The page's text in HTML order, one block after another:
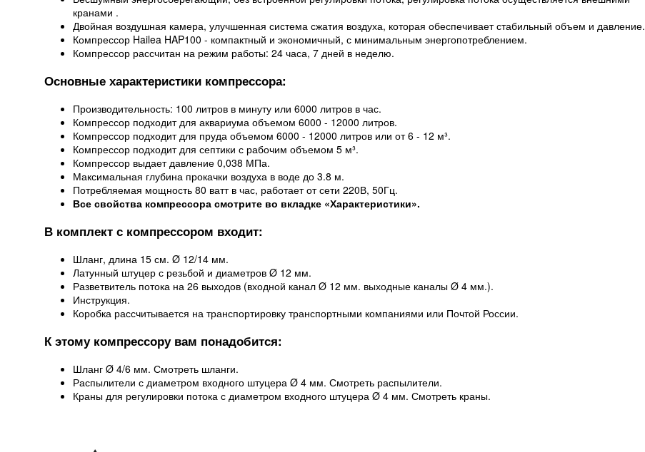
кранами .
Двойная воздушная камера, улучшенная система сжатия воздуха, которая обеспечивает стабильный объем и давление.
Компрессор Hailea HAP100 - компактный и экономичный, с минимальным энергопотреблением.
Компрессор рассчитан на режим работы: 24 часа, 7 дней в неделю.
Основные характеристики компрессора:
Производительность: 100 литров в минуту или 6000 литров в час.
Компрессор подходит для аквариума объемом 6000 - 12000 литров.
Компрессор подходит для пруда объемом 6000 - 12000 литров или от 6 - 12 м³.
Компрессор подходит для септики с рабочим объемом 5 м³.
Компрессор выдает давление 0,038 МПа.
Максимальная глубина прокачки воздуха в воде до 3.8 м.
Потребляемая мощность 80 ватт в час, работает от сети 220В, 50Гц.
Все свойства компрессора смотрите во вкладке «Характеристики».
В комплект с компрессором входит:
Шланг, длина 15 см. Ø 12/14 мм.
Латунный штуцер с резьбой и диаметров Ø 12 мм.
Разветвитель потока на 26 выходов (входной канал Ø 12 мм. выходные каналы Ø 4 мм.).
Инструкция.
Коробка рассчитывается на транспортировку транспортными компаниями или Почтой России.
К этому компрессору вам понадобится:
Шланг Ø 4/6 мм. Смотреть шланги.
Распылители с диаметром входного штуцера Ø 4 мм. Смотреть распылители.
Краны для регулировки потока с диаметром входного штуцера Ø 4 мм. Смотреть краны.